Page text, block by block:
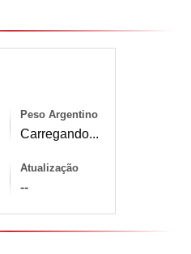
Peso Argentino
Carregando...
Atualização
--